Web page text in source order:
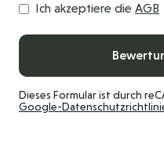
Ich akzeptiere die AGB
Dieses Formular ist durch
Google-